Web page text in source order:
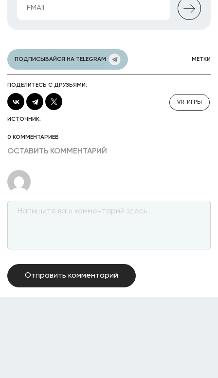
ПОДПИСЫВАЙСЯ НА TELEGRAM МЕТКИ
ПОДЕЛИТЕСЬ С ДРУЗЬЯМИ:
VR-ИГРЫ
ИСТОЧНИК:
0 КОММЕНТАРИЕВ
ОСТАВИТЬ КОММЕНТАРИЙ